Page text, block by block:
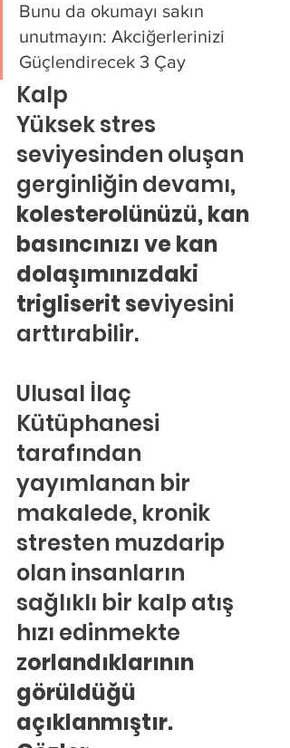
Bunu da okumayı sakın
unutmayın: Akciğerlerinizi
Güçlendirecek 3 Çay
Kalp
Yüksek stres
seviyesinden oluşan
gerginliğin devamı,
kolesterolünüzü, kan
basıncınızı ve kan
dolaşımınızdaki
trigliserit seviyesini
arttırabilir.
Ulusal İlaç
Kütüphanesi
tarafından
yayımlanan bir
makalede, kronik
stresten muzdarip
olan insanların
sağlıklı bir kalp atış
hızı edinmekte
zorlandıklarının
görüldüğü
açıklanmıştır.